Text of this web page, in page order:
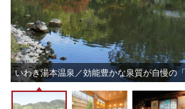
いわき湯本温泉／効能豊かな泉質が自慢の